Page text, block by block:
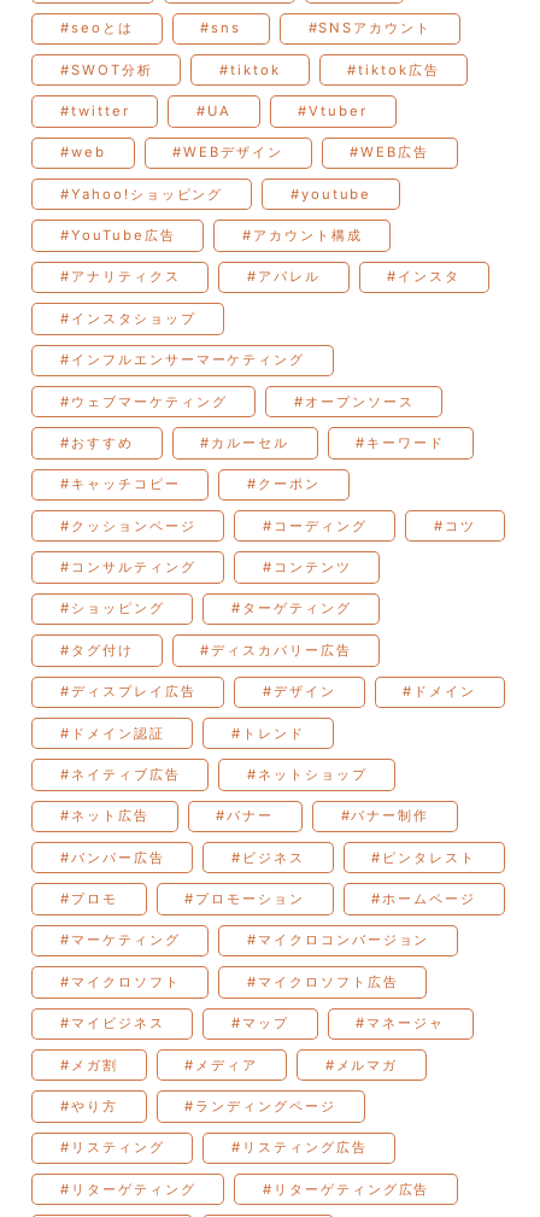
#seoとは #sns #SNSアカウント
#SWOT分析 #tiktok #tiktok広告
#twitter #UA #Vtuber
#web #WEBデザイン #WEB広告
#Yahoo!ショッピング #youtube
#YouTube広告 #アカウント構成
#アナリティクス #アパレル #インスタ
#インスタショップ
#インフルエンサーマーケティング
#ウェブマーケティング #オープンソース
#おすすめ #カルーセル #キーワード
#キャッチコピー #クーポン
#クッションページ #コーディング #コツ
#コンサルティング #コンテンツ
#ショッピング #ターゲティング
#タグ付け #ディスカバリー広告
#ディスプレイ広告 #デザイン #ドメイン
#ドメイン認証 #トレンド
#ネイティブ広告 #ネットショップ
#ネット広告 #バナー #バナー制作
#バンパー広告 #ビジネス #ピンタレスト
#プロモ #プロモーション #ホームページ
#マーケティング #マイクロコンバージョン
#マイクロソフト #マイクロソフト広告
#マイビジネス #マップ #マネージャ
#メガ割 #メディア #メルマガ
#やり方 #ランディングページ
#リスティング #リスティング広告
#リターゲティング #リターゲティング広告